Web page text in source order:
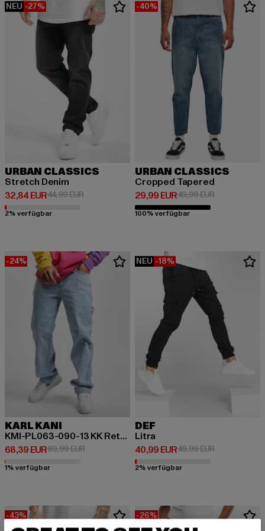
NEU -27%
URBAN CLASSICS
Stretch Denim
32,84 EUR
Derzeitiger Preis: 32,84 EUR
44,99 EURAktionspreis: 44,99 EUR
2% verfügbar
-40%
URBAN CLASSICS
Cropped Tapered
29,99 EUR
Derzeitiger Preis: 29,99 EUR
49,99 EURAktionspreis:
100% verfügbar
-24%
KARL KANI
KMI-PL063-090-13 KK Retro Baggy Workwear Denim
68,39 EUR
Derzeitiger Preis: 68,39 EUR
89,99 EURAktionspreis: 89,99 EUR
1% verfügbar
NEU -18%
DEF
Litra
40,99 EUR
Derzeitiger Preis: 40,99 EUR
49,99 EURAktionspreis:
2% verfügbar
-43% -26%